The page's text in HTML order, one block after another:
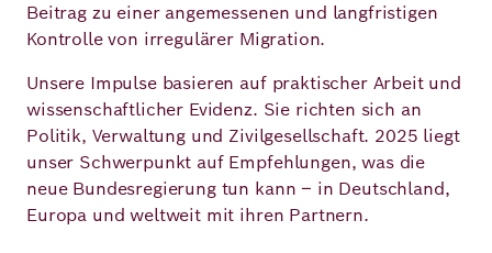
Veranstaltungen
Robert
Bosch
Academy
Beitrag zu einer angemessenen und langfristigen
Kontrolle von irregulärer Migration.
Unsere Impulse basieren auf praktischer Arbeit und
wissenschaftlicher Evidenz. Sie richten sich an
Politik, Verwaltung und Zivilgesellschaft. 2025 liegt
unser Schwerpunkt auf Empfehlungen, was die
neue Bundesregierung tun kann – in Deutschland,
Europa und weltweit mit ihren Partnern.